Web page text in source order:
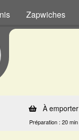
Zapwiches
À emporter
Préparation : 20 min